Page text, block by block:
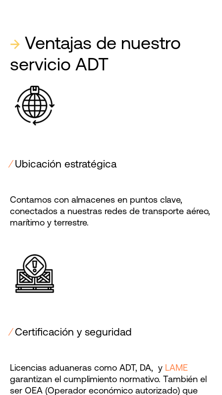
→ Ventajas de nuestro
servicio ADT
⁄Ubicación estratégica
Contamos con almacenes en puntos clave,
conectados a nuestras redes de transporte aéreo,
marítimo y terrestre.
⁄Certificación y seguridad
Licencias aduaneras como ADT, DA, y LAME
garantizan el cumplimiento normativo. También el
ser OEA (Operador económico autorizado) que